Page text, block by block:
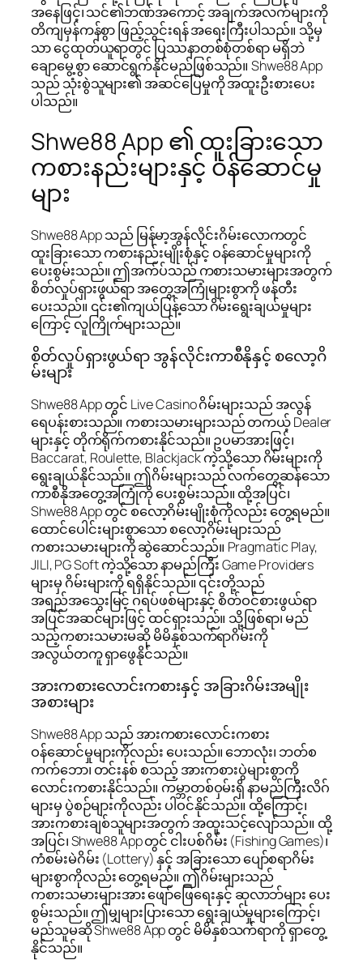
အနေဖြင့်၊ သင်၏ဘဏ်အကောင့် အချက်အလက်များကို
တိကျမှန်ကန်စွာ ဖြည့်သွင်းရန် အရေးကြီးပါသည်။ သို့မှ
သာ ငွေထုတ်ယူရာတွင် ပြဿနာတစ်စုံတစ်ရာ မရှိဘဲ
ချောမွေ့စွာ ဆောင်ရွက်နိုင်မည်ဖြစ်သည်။ Shwe88 App
သည် သုံးစွဲသူများ၏ အဆင်ပြေမှုကို အထူးဦးစားပေး
ပါသည်။
Shwe88 App ၏ ထူးခြားသော
ကစားနည်းများနှင့် ဝန်ဆောင်မှု
များ
Shwe88 App သည် မြန်မာ့အွန်လိုင်းဂိမ်းလောကတွင်
ထူးခြားသော ကစားနည်းမျိုးစုံနှင့် ဝန်ဆောင်မှုများကို
ပေးစွမ်းသည်။ ဤအက်ပ်သည် ကစားသမားများအတွက်
စိတ်လှုပ်ရှားဖွယ်ရာ အတွေ့အကြုံများစွာကို ဖန်တီး
ပေးသည်။ ၎င်း၏ကျယ်ပြန့်သော ဂိမ်းရွေးချယ်မှုများ
ကြောင့် လူကြိုက်များသည်။
စိတ်လှုပ်ရှားဖွယ်ရာ အွန်လိုင်းကာစီနိုနှင့် စလော့ဂိ
မ်းများ
Shwe88 App တွင် Live Casino ဂိမ်းများသည် အလွန်
ရေပန်းစားသည်။ ကစားသမားများသည် တကယ့် Dealer
များနှင့် တိုက်ရိုက်ကစားနိုင်သည်။ ဥပမာအားဖြင့်၊
Baccarat, Roulette, Blackjack ကဲ့သို့သော ဂိမ်းများကို
ရွေးချယ်နိုင်သည်။ ဤဂိမ်းများသည် လက်တွေ့ဆန်သော
ကာစီနိုအတွေ့အကြုံကို ပေးစွမ်းသည်။ ထို့အပြင်၊
Shwe88 App တွင် စလော့ဂိမ်းမျိုးစုံကိုလည်း တွေ့ရမည်။
ထောင်ပေါင်းများစွာသော စလော့ဂိမ်းများသည်
ကစားသမားများကို ဆွဲဆောင်သည်။ Pragmatic Play,
JILI, PG Soft ကဲ့သို့သော နာမည်ကြီး Game Providers
များမှ ဂိမ်းများကို ရရှိနိုင်သည်။ ၎င်းတို့သည်
အရည်အသွေးမြင့် ဂရပ်ဖစ်များနှင့် စိတ်ဝင်စားဖွယ်ရာ
အပြင်အဆင်များဖြင့် ထင်ရှားသည်။ သို့ဖြစ်ရာ၊ မည်
သည့်ကစားသမားမဆို မိမိနှစ်သက်ရာဂိမ်းကို
အလွယ်တကူ ရှာဖွေနိုင်သည်။
အားကစားလောင်းကစားနှင့် အခြားဂိမ်းအမျိုး
အစားများ
Shwe88 App သည် အားကစားလောင်းကစား
ဝန်ဆောင်မှုများကိုလည်း ပေးသည်။ ဘောလုံး၊ ဘတ်စ
ကက်ဘော၊ တင်းနစ် စသည့် အားကစားပွဲများစွာကို
လောင်းကစားနိုင်သည်။ ကမ္ဘာတစ်ဝှမ်းရှိ နာမည်ကြီးလိဂ်
များမှ ပွဲစဉ်များကိုလည်း ပါဝင်နိုင်သည်။ ထို့ကြောင့်၊
အားကစားချစ်သူများအတွက် အထူးသင့်လျော်သည်။ ထို့
အပြင်၊ Shwe88 App တွင် ငါးပစ်ဂိမ်း (Fishing Games)၊
ကံစမ်းမဲဂိမ်း (Lottery) နှင့် အခြားသော ပျော်စရာဂိမ်း
များစွာကိုလည်း တွေ့ရမည်။ ဤဂိမ်းများသည်
ကစားသမားများအား ဖျော်ဖြေရေးနှင့် ဆုလာဘ်များ ပေး
စွမ်းသည်။ ဤမျှများပြားသော ရွေးချယ်မှုများကြောင့်၊
မည်သူမဆို Shwe88 App တွင် မိမိနှစ်သက်ရာကို ရှာတွေ့
နိုင်သည်။